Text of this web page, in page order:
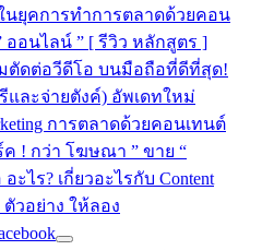
ในยุคการทำการตลาดด้วยคอน
ออนไลน์ ” [ รีวิว หลักสูตร ]
ตัดต่อวีดีโอ บนมือถือที่ดีที่สุด!
และจ่ายตังค์) อัพเดทใหม่
การตลาดด้วยคอนเทนต์
ค ! กว่า โฆษณา ” ขาย “
ะไร? เกี่ยวอะไรกับ Content
ตัวอย่าง ให้ลอง